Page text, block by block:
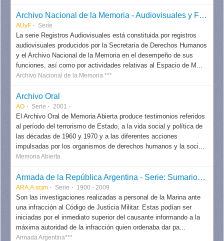
Archivo Nacional de la Memoria - Audiovisuales y Fotografías
AUyF Serie
La serie Registros Audiovisuales está constituida por registros
audiovisuales producidos por la Secretaría de Derechos Humanos
y el Archivo Nacional de la Memoria en el desempeño de sus
funciones, así como por actividades relativas al Espacio de M...
Archivo Nacional de la Memoria ***
Archivo Oral
AO Serie 2001 -
El Archivo Oral de Memoria Abierta produce testimonios referidos
al período del terrorismo de Estado, a la vida social y política de
las décadas de 1960 y 1970 y a las diferentes acciones
impulsadas por los organismos de derechos humanos y la soci...
Memoria Abierta
Armada de la República Argentina - Serie: Sumarios por infracción al Código de Justicia Militar
ARA.A.scjm Serie 1900 - 2009
Son las investigaciones realizadas a personal de la Marina ante
una infracción al Código de Justicia Militar. Estas podían ser
iniciadas por el inmediato superior del causante informando a la
máxima autoridad de la infracción quien ordenaba dar pa...
Armada Argentina***